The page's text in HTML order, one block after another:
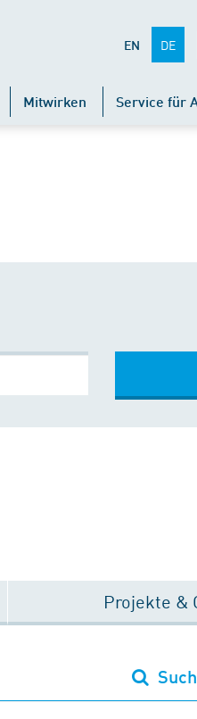
EN DE
Mitwirken Service für
Projekte &